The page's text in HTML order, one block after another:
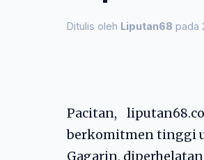
Ditulis oleh Liputan68 pada
Pacitan,
berkomitmen tinggi
Gagarin,